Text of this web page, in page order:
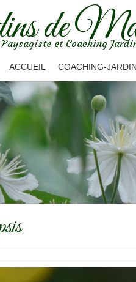
de
et Coaching
ACCUEIL COACHING-JARDIN